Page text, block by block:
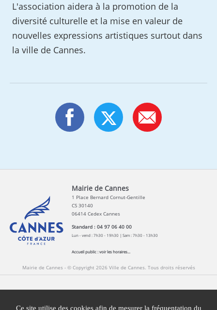
L'association aidera à la promotion de la
diversité culturelle et la mise en valeur de
nouvelles expressions artistiques surtout dans
la ville de Cannes.
Mairie de Cannes
1 Place Bernard Cornut-Gentille
CS 30140
06414 Cedex Cannes
Standard : 04 97 06 40 00
Lun - vend : 7h30 - 19h30 | Sam : 7h30 - 13h30
Accueil public :voir les horaires...
Mairie de Cannes - © Copyright 2026 Ville de Cannes. Tous droits réservés
Ce site utilise des cookies afin de mesurer la fréquentation du